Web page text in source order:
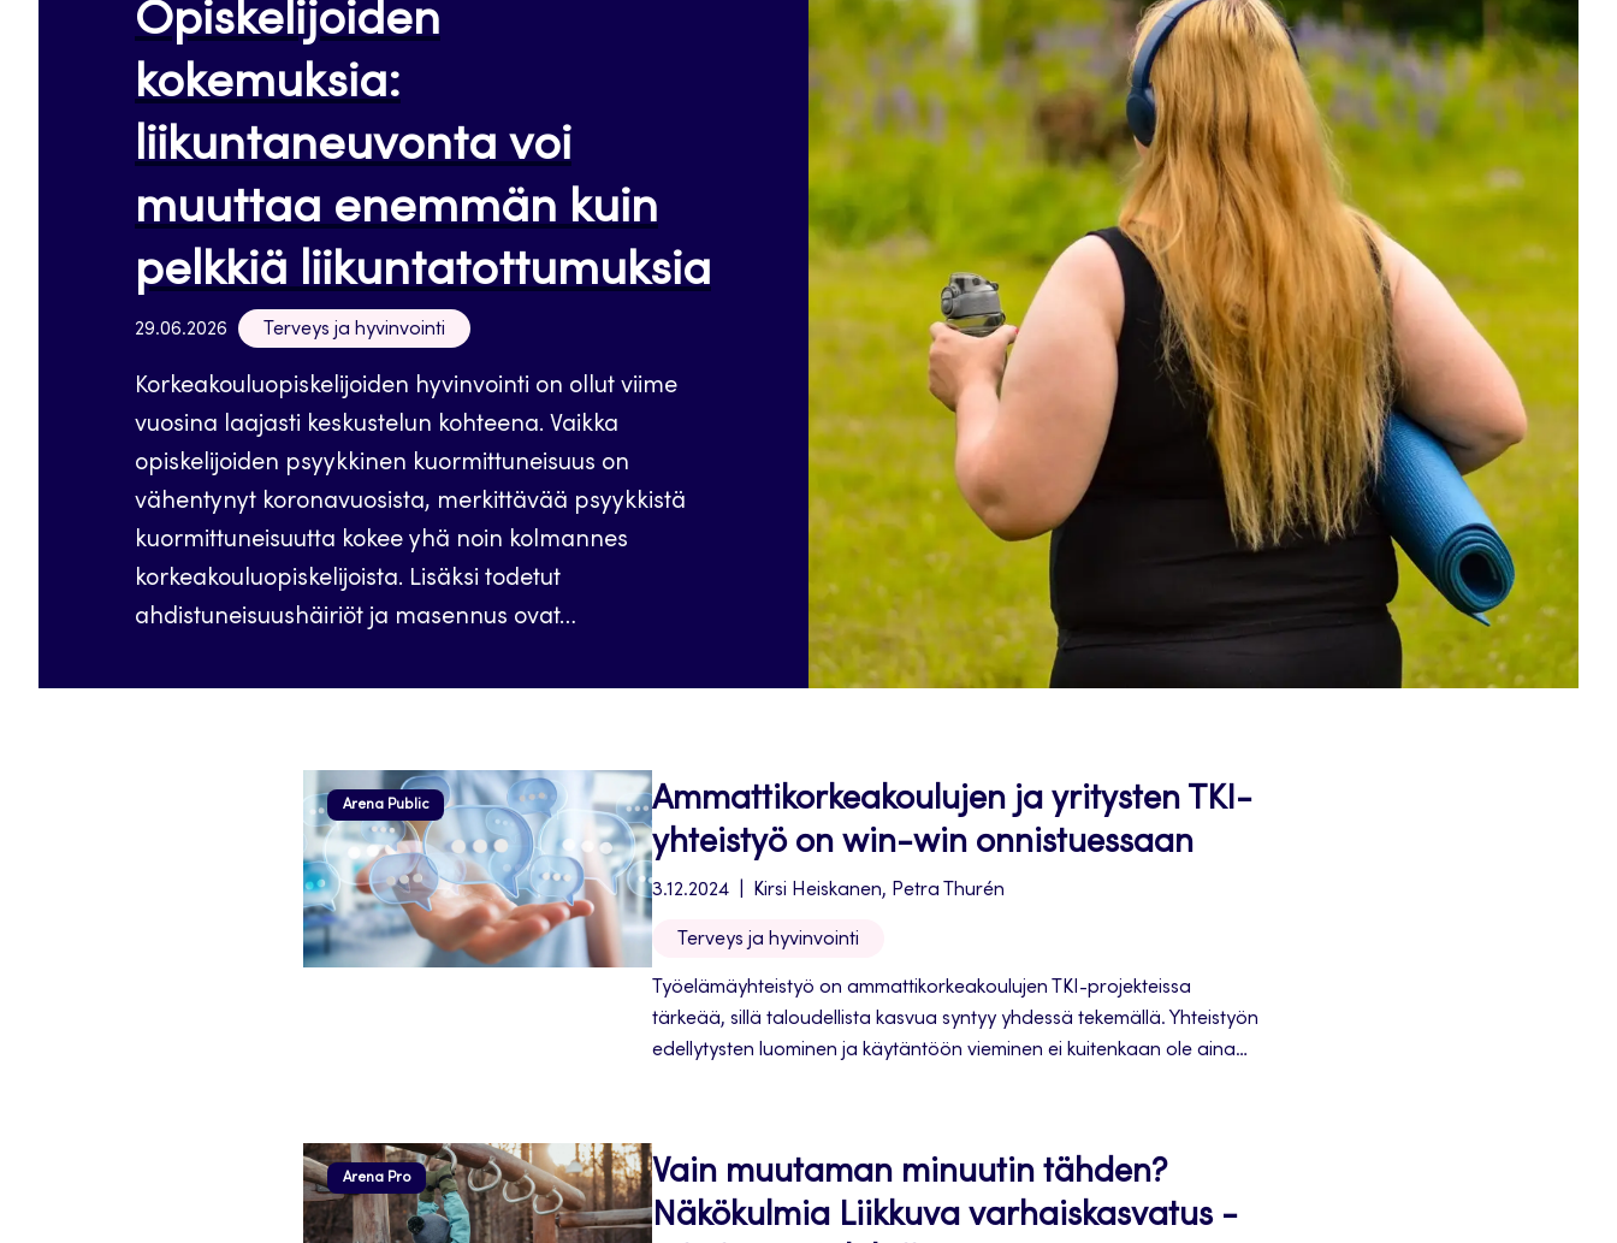
Opiskelijoiden
kokemuksia:
liikuntaneuvonta voi
muuttaa enemmän kuin
pelkkiä liikuntatottumuksia
29.06.2026 Terveys ja hyvinvointi
Korkeakouluopiskelijoiden hyvinvointi on ollut viime
vuosina laajasti keskustelun kohteena. Vaikka
opiskelijoiden psyykkinen kuormittuneisuus on
vähentynyt koronavuosista, merkittävää psyykkistä
kuormittuneisuutta kokee yhä noin kolmannes
korkeakouluopiskelijoista. Lisäksi todetut
ahdistuneisuushäiriöt ja masennus ovat…
Arena Public
Ammattikorkeakoulujen ja yritysten TKI-
yhteistyö on win-win onnistuessaan
3.12.2024 Kirsi Heiskanen, Petra Thurén
Terveys ja hyvinvointi
Työelämäyhteistyö on ammattikorkeakoulujen TKI-projekteissa
tärkeää, sillä taloudellista kasvua syntyy yhdessä tekemällä. Yhteistyön
edellytysten luominen ja käytäntöön vieminen ei kuitenkaan ole aina
Arena Pro
Vain muutaman minuutin tähden?
Näkökulmia Liikkuva varhaiskasvatus -